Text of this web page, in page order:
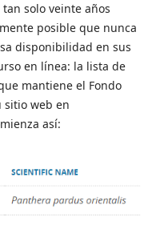
solo veinte años
posible que nunca
disponibilidad en sus
en línea: la lista de
mantiene el Fondo
sitio web en
así: